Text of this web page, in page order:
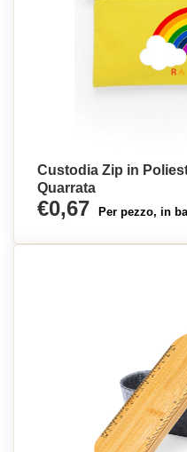
Custodia Zip in
Quarrata
€0,67 Per pezzo, in